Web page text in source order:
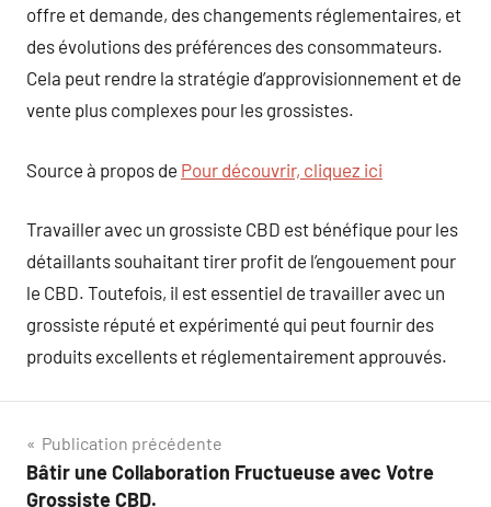
offre et demande, des changements réglementaires, et
des évolutions des préférences des consommateurs.
Cela peut rendre la stratégie d’approvisionnement et de
vente plus complexes pour les grossistes.
Source à propos de Pour découvrir, cliquez ici
Travailler avec un grossiste CBD est bénéfique pour les
détaillants souhaitant tirer profit de l’engouement pour
le CBD. Toutefois, il est essentiel de travailler avec un
grossiste réputé et expérimenté qui peut fournir des
produits excellents et réglementairement approuvés.
Navigation
de
Publication précédente
Bâtir une Collaboration Fructueuse avec Votre
Grossiste CBD.